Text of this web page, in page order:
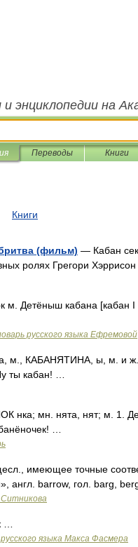
и энциклопедии на
Переводы Книги
Книги
(фильм) — Кабан
ролях Грегори
м. Детёныш кабана [кабан
русского языка Ефремовой
м., КАБАНЯТИНА, ы, м. и ж..
ты кабан! …
нка; мн. нята, нят; м. 1.
…
имеющее точные
англ. barrow, гол. barg,
Ситникова
…
языка Макса Фасмера